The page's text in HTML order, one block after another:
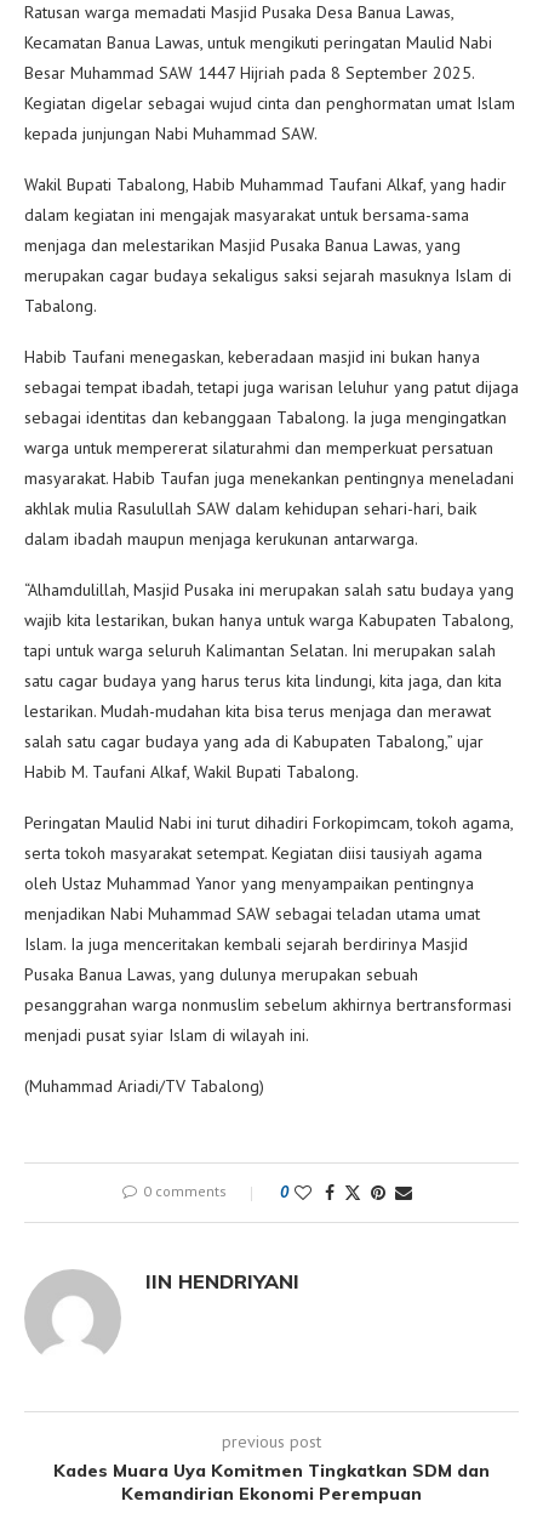
Ratusan warga memadati Masjid Pusaka Desa Banua Lawas,
Kecamatan Banua Lawas, untuk mengikuti peringatan Maulid Nabi
Besar Muhammad SAW 1447 Hijriah pada 8 September 2025.
Kegiatan digelar sebagai wujud cinta dan penghormatan umat Islam
kepada junjungan Nabi Muhammad SAW.
Wakil Bupati Tabalong, Habib Muhammad Taufani Alkaf, yang hadir
dalam kegiatan ini mengajak masyarakat untuk bersama-sama
menjaga dan melestarikan Masjid Pusaka Banua Lawas, yang
merupakan cagar budaya sekaligus saksi sejarah masuknya Islam di
Tabalong.
Habib Taufani menegaskan, keberadaan masjid ini bukan hanya
sebagai tempat ibadah, tetapi juga warisan leluhur yang patut dijaga
sebagai identitas dan kebanggaan Tabalong. Ia juga mengingatkan
warga untuk mempererat silaturahmi dan memperkuat persatuan
masyarakat. Habib Taufan juga menekankan pentingnya meneladani
akhlak mulia Rasulullah SAW dalam kehidupan sehari-hari, baik
dalam ibadah maupun menjaga kerukunan antarwarga.
“Alhamdulillah, Masjid Pusaka ini merupakan salah satu budaya yang
wajib kita lestarikan, bukan hanya untuk warga Kabupaten Tabalong,
tapi untuk warga seluruh Kalimantan Selatan. Ini merupakan salah
satu cagar budaya yang harus terus kita lindungi, kita jaga, dan kita
lestarikan. Mudah-mudahan kita bisa terus menjaga dan merawat
salah satu cagar budaya yang ada di Kabupaten Tabalong,” ujar
Habib M. Taufani Alkaf, Wakil Bupati Tabalong.
Peringatan Maulid Nabi ini turut dihadiri Forkopimcam, tokoh agama,
serta tokoh masyarakat setempat. Kegiatan diisi tausiyah agama
oleh Ustaz Muhammad Yanor yang menyampaikan pentingnya
menjadikan Nabi Muhammad SAW sebagai teladan utama umat
Islam. Ia juga menceritakan kembali sejarah berdirinya Masjid
Pusaka Banua Lawas, yang dulunya merupakan sebuah
pesanggrahan warga nonmuslim sebelum akhirnya bertransformasi
menjadi pusat syiar Islam di wilayah ini.
(Muhammad Ariadi/TV Tabalong)
0 comments 0
IIN HENDRIYANI
previous post
Kades Muara Uya Komitmen Tingkatkan SDM dan
Kemandirian Ekonomi Perempuan